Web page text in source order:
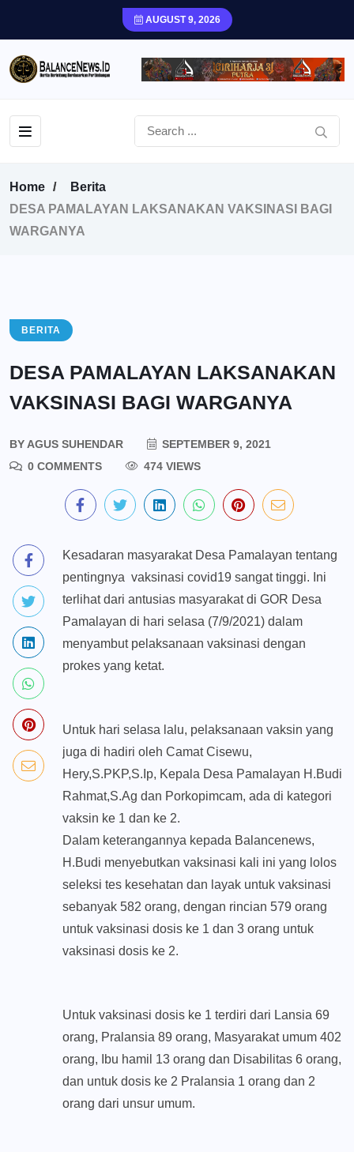
AUGUST 9, 2026
Home
Berita
DESA PAMALAYAN LAKSANAKAN VAKSINASI BAGI
WARGANYA
BERITA
DESA PAMALAYAN LAKSANAKAN
VAKSINASI BAGI WARGANYA
BYAGUS SUHENDAR
SEPTEMBER 9, 2021
0 COMMENTS
474 VIEWS
Kesadaran masyarakat Desa Pamalayan tentang
pentingnya vaksinasi covid19 sangat tinggi. Ini
terlihat dari antusias masyarakat di GOR Desa
Pamalayan di hari selasa (7/9/2021) dalam
menyambut pelaksanaan vaksinasi dengan
prokes yang ketat.
Untuk hari selasa lalu, pelaksanaan vaksin yang
juga di hadiri oleh Camat Cisewu,
Hery,S.PKP,S.Ip, Kepala Desa Pamalayan H.Budi
Rahmat,S.Ag dan Porkopimcam, ada di kategori
vaksin ke 1 dan ke 2.
Dalam keterangannya kepada Balancenews,
H.Budi menyebutkan vaksinasi kali ini yang lolos
seleksi tes kesehatan dan layak untuk vaksinasi
sebanyak 582 orang, dengan rincian 579 orang
untuk vaksinasi dosis ke 1 dan 3 orang untuk
vaksinasi dosis ke 2.
Untuk vaksinasi dosis ke 1 terdiri dari Lansia 69
orang, Pralansia 89 orang, Masyarakat umum 402
orang, Ibu hamil 13 orang dan Disabilitas 6 orang,
dan untuk dosis ke 2 Pralansia 1 orang dan 2
orang dari unsur umum.